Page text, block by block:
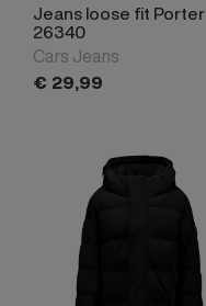
Jeans loose fit Porter
26340
Cars Jeans
€ 29,99